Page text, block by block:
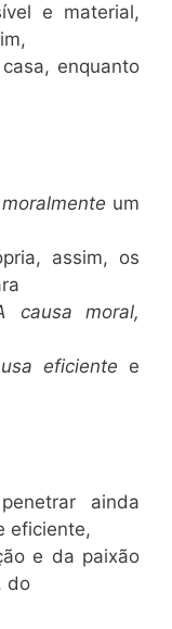
e material,
enquanto
moralmente um
assim, os
causa moral,
eficiente e
ainda
eficiente,
e da paixão
do